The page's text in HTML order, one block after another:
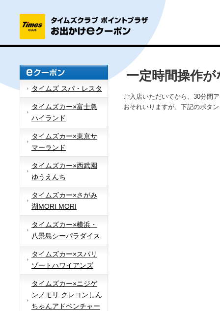
タイムズ スパ・レスタ
タイムズカー×富士急
ハイランド
タイムズカー×東京サ
マーランド
タイムズカー×西武園
ゆうえんち
タイムズカー×さがみ
湖MORI MORI
タイムズカー×横浜・
八景島シーパラダイス
タイムズカー×スパリ
ゾートハワイアンズ
タイムズカー×ニジゲ
ンノモリ クレヨンしん
ちゃんアドベンチャー
一定時間操作
ご入店いただいてから、30分間
おそれいりますが、下記のボタ